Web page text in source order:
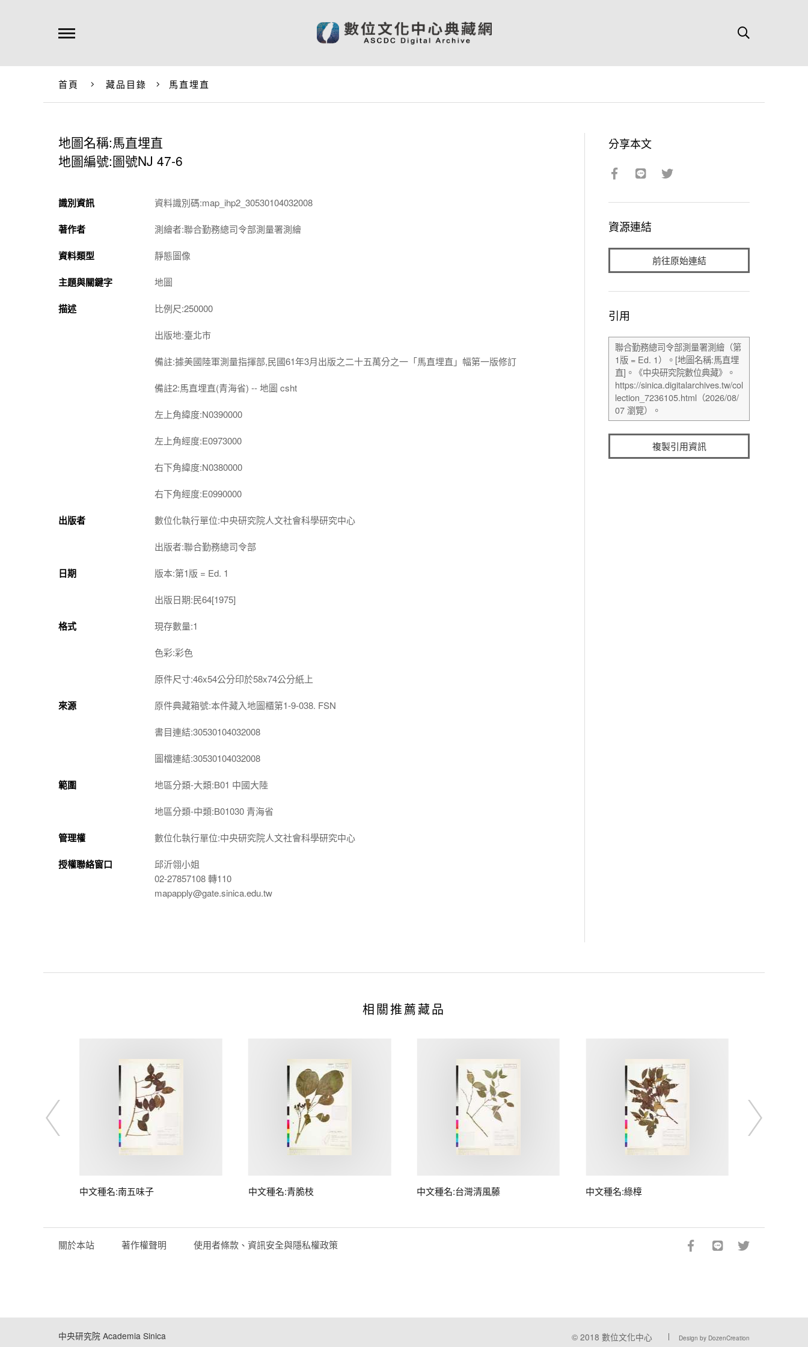
首頁 藏品目錄 馬直埋直
地圖名稱:馬直埋直
地圖編號:圖號NJ 47-6
識別資訊 資料識別碼:map_ihp2_30530104032008
著作者 測繪者:聯合勤務總司令部測量署測繪
資料類型 靜態圖像
主題與關鍵字 地圖
描述 比例尺:250000
出版地:臺北市
備註:據美國陸軍測量指揮部,民國61年3月出版之二十五萬分之一「馬直埋直」幅第一版修訂
備註2:馬直埋直(青海省) -- 地圖 csht
左上角緯度:N0390000
左上角經度:E0973000
右下角緯度:N0380000
右下角經度:E0990000
出版者 數位化執行單位:中央研究院人文社會科學研究中心
出版者:聯合勤務總司令部
日期 版本:第1版 = Ed. 1
出版日期:民64[1975]
格式 現存數量:1
色彩:彩色
原件尺寸:46x54公分印於58x74公分紙上
來源 原件典藏箱號:本件藏入地圖櫃第1-9-038. FSN
書目連結:30530104032008
圖檔連結:30530104032008
範圍 地區分類-大類:B01 中國大陸
地區分類-中類:B01030 青海省
管理權 數位化執行單位:中央研究院人文社會科學研究中心
授權聯絡窗口
邱沂翎小姐
02-27857108 轉110
mapapply@gate.sinica.edu.tw
分享本文
資源連結
前往原始連結
引用
複製引用資訊
相關推薦藏品
中文種名:南五味子 中文種名:青脆枝 中文種名:台灣清風藤 中文種名:綠樟
關於本站 著作權聲明 使用者條款、資訊安全與隱私權政策
中央研究院 Academia Sinica © 2018 數位文化中心 Design by DozenCreation